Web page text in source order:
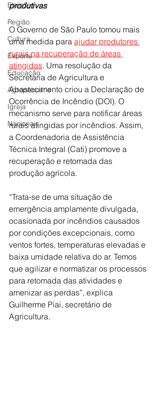
Eleições
Região
Cultura
Esporte
Educação
Agropecuária
Igreja
Nacionais
produtivas
O Governo de São Paulo tomou mais
uma medida para ajudar produtores
rurais na recuperação de áreas
atingidas. Uma resolução da
Secretaria de Agricultura e
Abastecimento criou a Declaração de
Ocorrência de Incêndio (DOI). O
mecanismo serve para notificar áreas
rurais atingidas por incêndios. Assim,
a Coordenadoria de Assistência
Técnica Integral (Cati) promove a
recuperação e retomada das
produção agrícola.
“Trata-se de uma situação de
emergência amplamente divulgada,
ocasionada por incêndios causados
por condições excepcionais, como
ventos fortes, temperaturas elevadas e
baixa umidade relativa do ar. Temos
que agilizar e normatizar os processos
para retomada das atividades e
amenizar as perdas”, explica
Guilherme Piai, secretário de
Agricultura.